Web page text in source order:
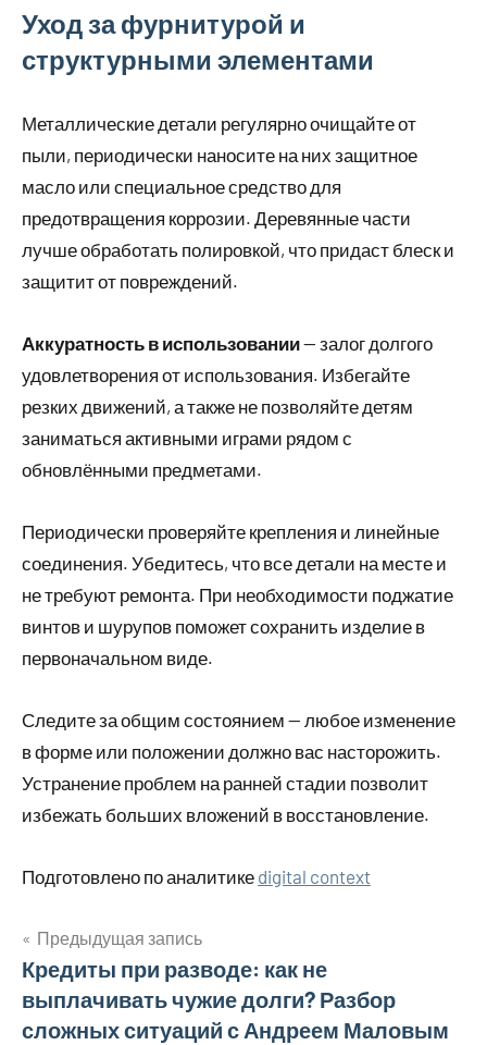
Уход за фурнитурой и
структурными элементами
Металлические детали регулярно очищайте от
пыли, периодически наносите на них защитное
масло или специальное средство для
предотвращения коррозии. Деревянные части
лучше обработать полировкой, что придаст блеск и
защитит от повреждений.
Аккуратность в использовании— залог долгого
удовлетворения от использования. Избегайте
резких движений, а также не позволяйте детям
заниматься активными играми рядом с
обновлёнными предметами.
Периодически проверяйте крепления и линейные
соединения. Убедитесь, что все детали на месте и
не требуют ремонта. При необходимости поджатие
винтов и шурупов поможет сохранить изделие в
первоначальном виде.
Следите за общим состоянием — любое изменение
в форме или положении должно вас насторожить.
Устранение проблем на ранней стадии позволит
избежать больших вложений в восстановление.
Подготовлено по аналитике digital context
Навигация
по
Предыдущая запись
Кредиты при разводе: как не
выплачивать чужие долги? Разбор
сложных ситуаций с Андреем Маловым